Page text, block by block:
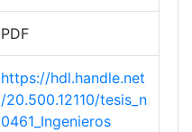
PDF
https://hdl.handle.net
/20.500.12110/tesis_n
0461_Ingenieros